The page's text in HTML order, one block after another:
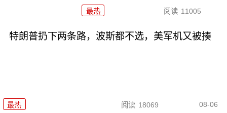
最热 阅读 11005
特朗普扔下两条路，波斯都不选，美军机又被揍
最热 阅读 18069 08-06